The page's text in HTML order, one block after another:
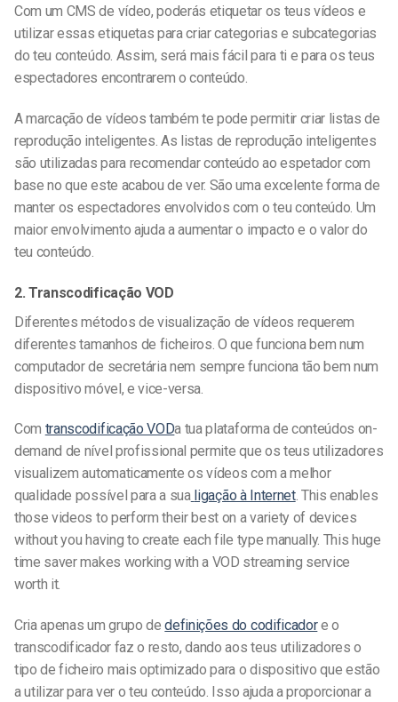
Com um CMS de vídeo, poderás etiquetar os teus vídeos e
utilizar essas etiquetas para criar categorias e subcategorias
do teu conteúdo. Assim, será mais fácil para ti e para os teus
espectadores encontrarem o conteúdo.
A marcação de vídeos também te pode permitir criar listas de
reprodução inteligentes. As listas de reprodução inteligentes
são utilizadas para recomendar conteúdo ao espetador com
base no que este acabou de ver. São uma excelente forma de
manter os espectadores envolvidos com o teu conteúdo. Um
maior envolvimento ajuda a aumentar o impacto e o valor do
teu conteúdo.
2. Transcodificação VOD
Diferentes métodos de visualização de vídeos requerem
diferentes tamanhos de ficheiros. O que funciona bem num
computador de secretária nem sempre funciona tão bem num
dispositivo móvel, e vice-versa.
Com transcodificação VODa tua plataforma de conteúdos on-
demand de nível profissional permite que os teus utilizadores
visualizem automaticamente os vídeos com a melhor
qualidade possível para a sua ligação à Internet. This enables
those videos to perform their best on a variety of devices
without you having to create each file type manually. This huge
time saver makes working with a VOD streaming service
worth it.
Cria apenas um grupo dedefinições do codificadore o
transcodificador faz o resto, dando aos teus utilizadores o
tipo de ficheiro mais optimizado para o dispositivo que estão
a utilizar para ver o teu conteúdo. Isso ajuda a proporcionar a